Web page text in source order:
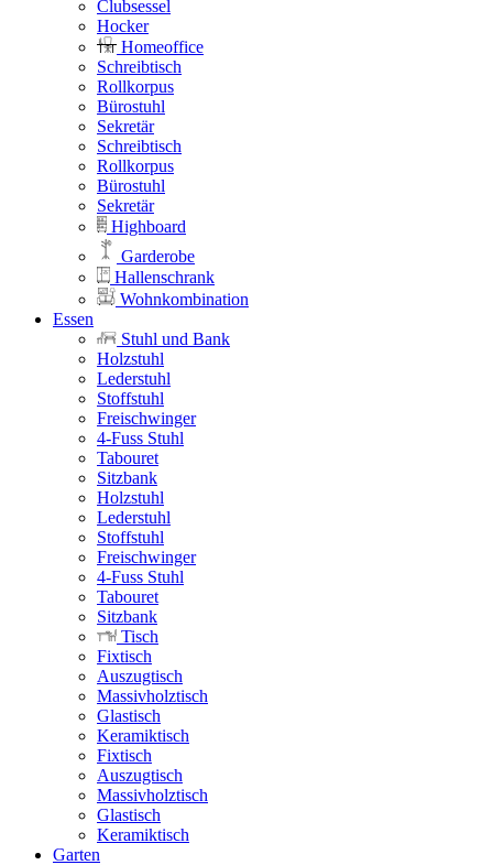
Clubsessel
Hocker
Homeoffice
Schreibtisch
Rollkorpus
Bürostuhl
Sekretär
Schreibtisch
Rollkorpus
Bürostuhl
Sekretär
Highboard
Garderobe
Hallenschrank
Wohnkombination
Essen
Stuhl und Bank
Holzstuhl
Lederstuhl
Stoffstuhl
Freischwinger
4-Fuss Stuhl
Tabouret
Sitzbank
Holzstuhl
Lederstuhl
Stoffstuhl
Freischwinger
4-Fuss Stuhl
Tabouret
Sitzbank
Tisch
Fixtisch
Auszugtisch
Massivholztisch
Glastisch
Keramiktisch
Fixtisch
Auszugtisch
Massivholztisch
Glastisch
Keramiktisch
Garten